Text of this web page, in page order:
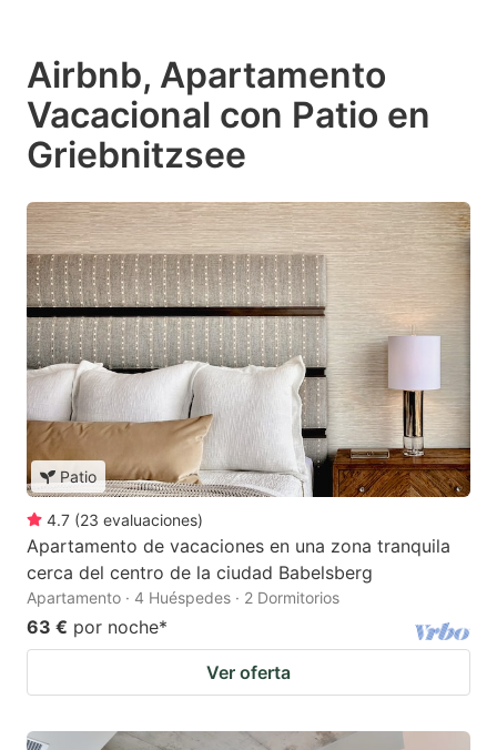
Airbnb, Apartamento
Vacacional con Patio en
Griebnitzsee
Patio
4.7 (23 evaluaciones)
Apartamento de vacaciones en una zona tranquila
cerca del centro de la ciudad Babelsberg
Apartamento · 4 Huéspedes · 2 Dormitorios
63 € por noche*
Ver oferta